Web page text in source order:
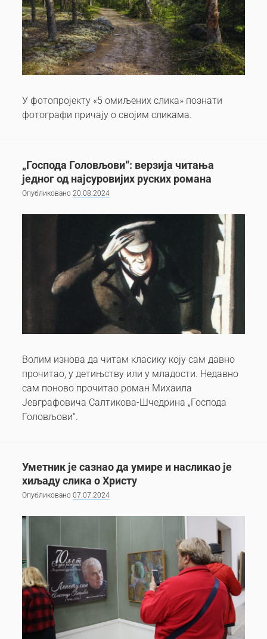
У фотопројекту «5 омиљених слика» познати
фотографи причају о својим сликама.
„Господа Головљови“: верзија читања
једног од најсуровијих руских романа
Опубликовано20.08.2024
Волим изнова да читам класику коју сам давно
прочитао, у детињству или у младости. Недавно
сам поново прочитао роман Михаила
Јевграфовича Салтикова-Шчедрина „Господа
Головљови“.
Уметник је сазнао да умире и насликао је
хиљаду слика о Христу
Опубликовано07.07.2024